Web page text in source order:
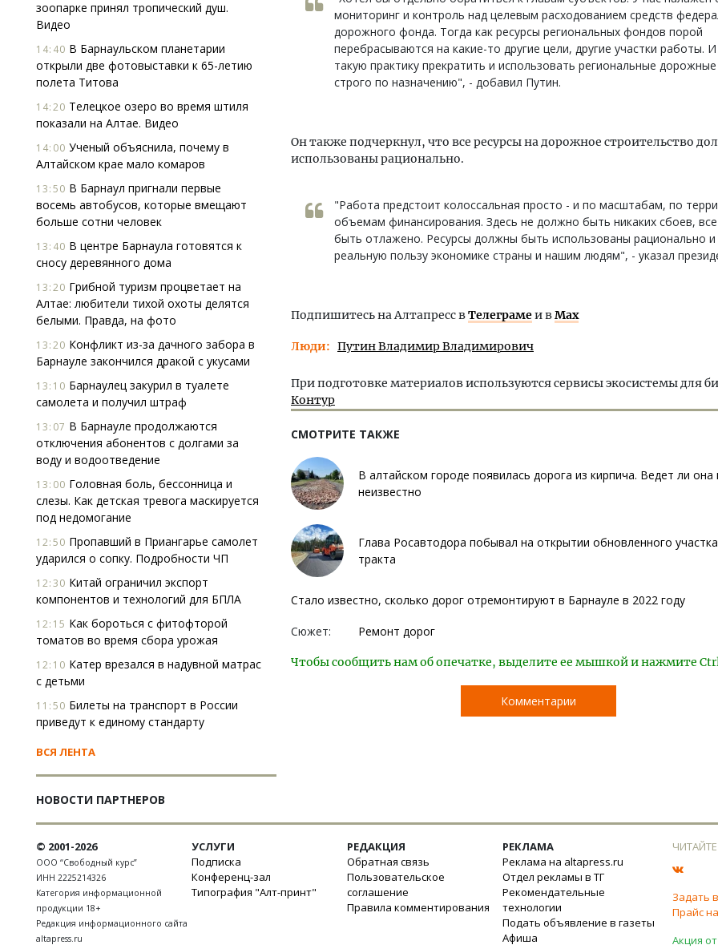
зоопарке принял тропический душ.
Видео
14:40 В Барнаульском планетарии
открыли две фотовыставки к 65-летию
полета Титова
14:20 Телецкое озеро во время штиля
показали на Алтае. Видео
14:00 Ученый объяснила, почему в
Алтайском крае мало комаров
13:50 В Барнаул пригнали первые
восемь автобусов, которые вмещают
больше сотни человек
13:40 В центре Барнаула готовятся к
сносу деревянного дома
13:20 Грибной туризм процветает на
Алтае: любители тихой охоты делятся
белыми. Правда, на фото
13:20 Конфликт из-за дачного забора в
Барнауле закончился дракой с укусами
13:10 Барнаулец закурил в туалете
самолета и получил штраф
13:07 В Барнауле продолжаются
отключения абонентов с долгами за
воду и водоотведение
13:00 Головная боль, бессонница и
слезы. Как детская тревога маскируется
под недомогание
12:50 Пропавший в Приангарье самолет
ударился о сопку. Подробности ЧП
12:30 Китай ограничил экспорт
компонентов и технологий для БПЛА
12:15 Как бороться с фитофторой
томатов во время сбора урожая
12:10 Катер врезался в надувной матрас
с детьми
11:50 Билеты на транспорт в России
приведут к единому стандарту
ВСЯ ЛЕНТА
НОВОСТИ ПАРТНЕРОВ
мониторинг и контроль над целевым расходованием средств
дорожного фонда. Тогда как ресурсы региональных фондов порой
перебрасываются на какие-то другие цели, другие участки работы.
такую практику прекратить и использовать региональные
строго по назначению", - добавил Путин.
Он также подчеркнул, что все ресурсы на дорожное строительство
использованы рационально.
"Работа предстоит колоссальная просто - и по масштабам, по
объемам финансирования. Здесь не должно быть никаких сбоев,
быть отлажено. Ресурсы должны быть использованы рационально и
реальную пользу экономике страны и нашим людям", - указал
Подпишитесь на Алтапресс вТелеграмеи вMax
Люди Путин Владимир Владимирович
При подготовке материалов используются сервисы экосистемы для
Контур
СМОТРИТЕ ТАКЖЕ
В алтайском городе появилась дорога из кирпича. Ведет ли она
неизвестно
Глава Росавтодора побывал на открытии обновленного
тракта
Стало известно, сколько дорог отремонтируют в Барнауле в 2022 году
Сюжет: Ремонт дорог
Чтобы сообщить нам об опечатке, выделите ее мышкой и нажмите
Комментарии
© 2001-2026
ООО “Свободный курс”
ИНН 2225214326
Категория информационной
продукции 18+
Редакция информационного сайта
altapress.ru
УСЛУГИ
Подписка
Конференц-зал
Типография "Алт-принт"
РЕДАКЦИЯ
Обратная связь
Пользовательское
соглашение
Правила комментирования
РЕКЛАМА
Реклама на altapress.ru
Отдел рекламы в ТГ
Рекомендательные
технологии
Подать объявление в газеты
Афиша
Задать
Прайс
Акция